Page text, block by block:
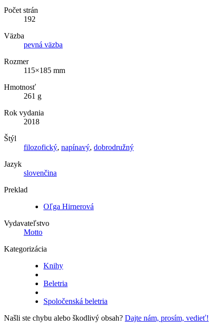
Počet strán
192
Väzba
pevná väzba
Rozmer
115×185 mm
Hmotnosť
261 g
Rok vydania
2018
Štýl
filozofický, napínavý, dobrodružný
Jazyk
slovenčina
Preklad
Oľga Hirnerová
Vydavateľstvo
Motto
Kategorizácia
Knihy
Beletria
Spoločenská beletria
Našli ste chybu alebo škodlivý obsah? Dajte nám, prosím, vedieť!